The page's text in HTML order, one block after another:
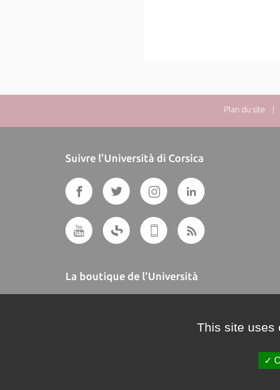
Plan du site |
Suivre l'Università di Corsica
La boutique de l'Università
This site uses